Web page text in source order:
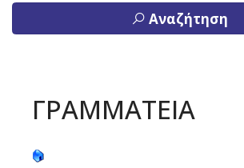
Αναζήτηση
ΓΡΑΜΜΑΤΕΙΑ